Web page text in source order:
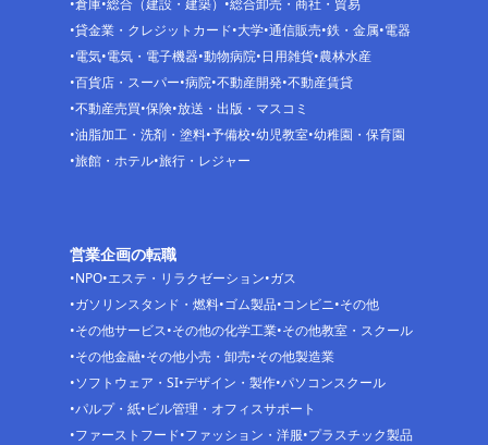
貸金業・クレジットカード 大学 通信販売 鉄・金属 電器
電気 電気・電子機器 動物病院 日用雑貨 農林水産
百貨店・スーパー 病院 不動産開発 不動産賃貸
不動産売買 保険 放送・出版・マスコミ
油脂加工・洗剤・塗料 予備校 幼児教室 幼稚園・保育園
旅館・ホテル 旅行・レジャー
営業企画の転職
NPO エステ・リラクゼーション ガス
ガソリンスタンド・燃料 ゴム製品 コンビニ その他
その他サービス その他の化学工業 その他教室・スクール
その他金融 その他小売・卸売 その他製造業
ソフトウェア・SI デザイン・製作 パソコンスクール
パルプ・紙 ビル管理・オフィスサポート
ファーストフード ファッション・洋服 プラスチック製品